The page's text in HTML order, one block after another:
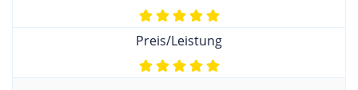
Preis/Leistung